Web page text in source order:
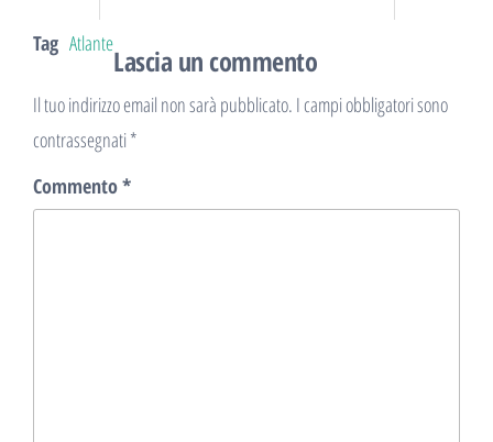
Tag AtlanteLascia un commento
Il tuo indirizzo email non sarà pubblicato. I campi obbligatori sono
contrassegnati*
Commento*